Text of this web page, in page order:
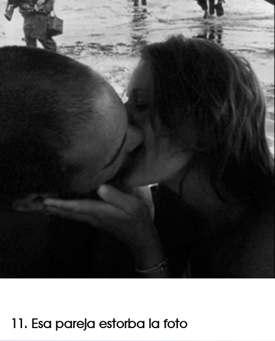
11. Esa pareja estorba la foto